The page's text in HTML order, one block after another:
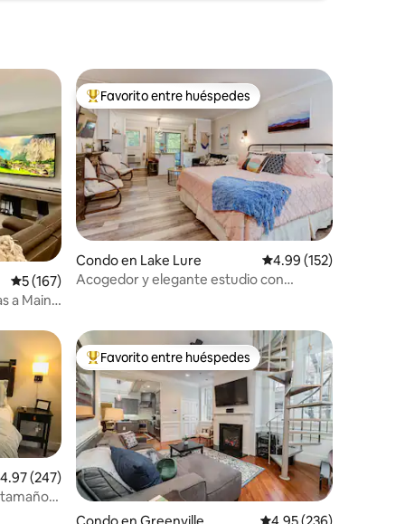
Calificación promedio: 5 de 5, 167 reseñas
5 (167)
a Main
Favorito entre huéspedes preferido
Favorito entre huéspedes
Condo en Lake Lure Calificación promedio:
4.99 (152)
Acogedor y elegante estudio con
promedio: 4.97 de 5, 247 reseñas
4.97 (247)
Favorito entre huéspedes preferido
Favorito entre huéspedes